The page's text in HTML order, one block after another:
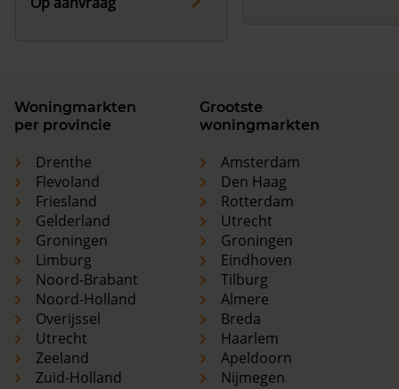
Woningmarkten
per provincie
Drenthe
Flevoland
Friesland
Gelderland
Groningen
Limburg
Noord-Brabant
Noord-Holland
Overijssel
Utrecht
Zeeland
Zuid-Holland
Grootste
woningmarkten
Amsterdam
Den Haag
Rotterdam
Utrecht
Groningen
Eindhoven
Tilburg
Almere
Breda
Haarlem
Apeldoorn
Nijmegen